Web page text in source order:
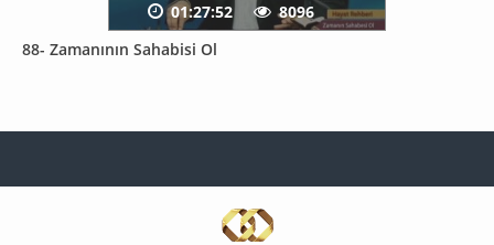
88- Zamanının Sahabisi Ol
01:27:52 8096